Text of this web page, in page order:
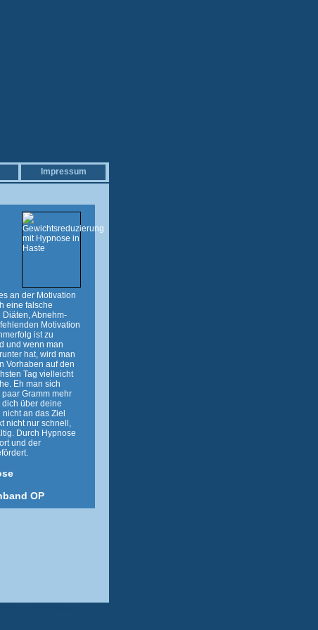
Impressum
an der Motivation
eine falsche
Diäten, Abnehm-
Motivation
ist zu
und wenn man
hat, wird man
Vorhaben auf den
Tag vielleicht
Eh man sich
Gramm mehr
über deine
an das Ziel
nicht nur schnell,
Durch Hypnose
und der
OP